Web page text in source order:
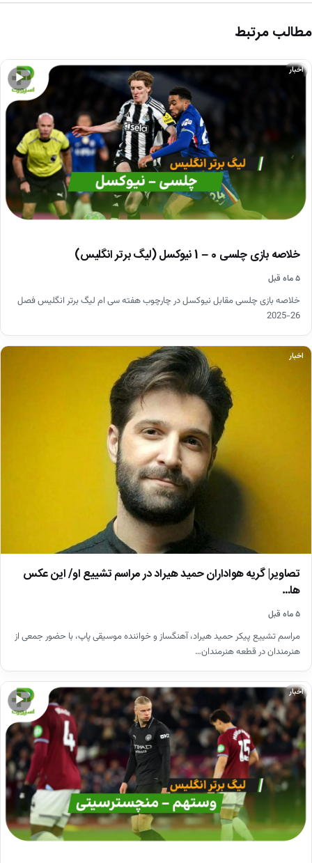
مطالب مرتبط
▶
اخبار
خلاصه بازی چلسی 0 – 1 نیوکسل (لیگ برتر انگلیس)
۵ ماه قبل
خلاصه بازی چلسی مقابل نیوکسل در چارچوب هفته سی ام لیگ برتر انگلیس فصل
26-2025
اخبار
تصاویر| گریه هواداران حمید هیراد در مراسم تشییع او/ این عکس
ها…
۵ ماه قبل
مراسم تشییع پیکر حمید هیراد، آهنگساز و خواننده موسیقی پاپ، با حضور جمعی از
هنرمندان در قطعه هنرمندان…
▶
اخبار